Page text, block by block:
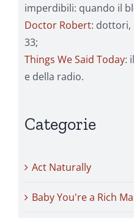
imperdibili: quando il
Doctor Robert: dottori,
33;
Things We Said Today:
e della radio.
Categorie
Act Naturally
Baby You're a Rich